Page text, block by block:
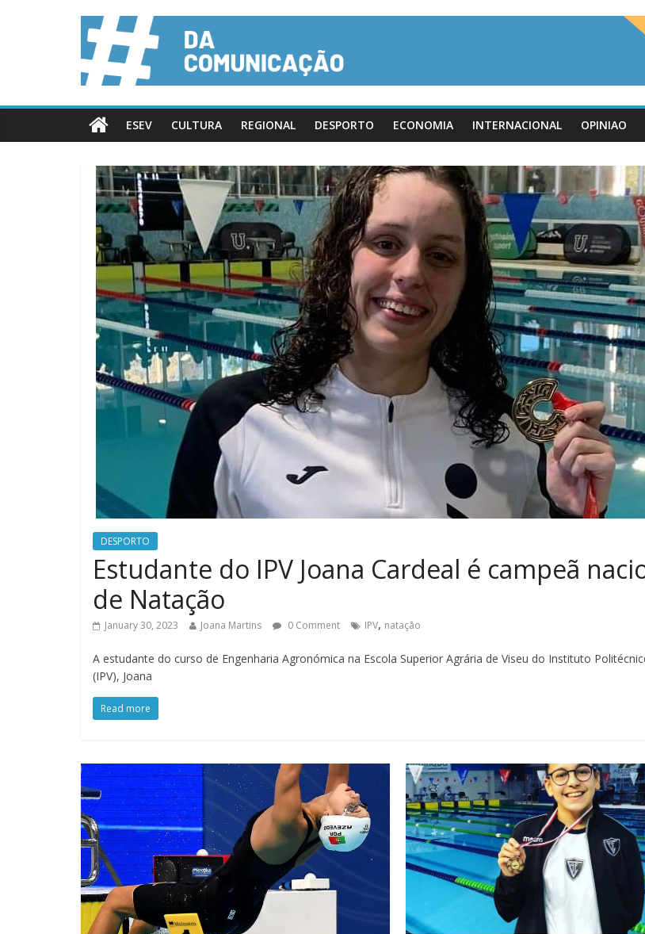
ESEV CULTURA REGIONAL DESPORTO ECONOMIA INTERNACIONAL OPINIAO
DESPORTO
Estudante do IPV Joana Cardeal é campeã
de Natação
January 30, 2023 Joana Martins 0 Comment IPV, natação
A estudante do curso de Engenharia Agronómica na Escola Superior Agrária de Viseu do Instituto
(IPV), Joana
Read more